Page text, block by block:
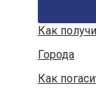
Как
Города
Как